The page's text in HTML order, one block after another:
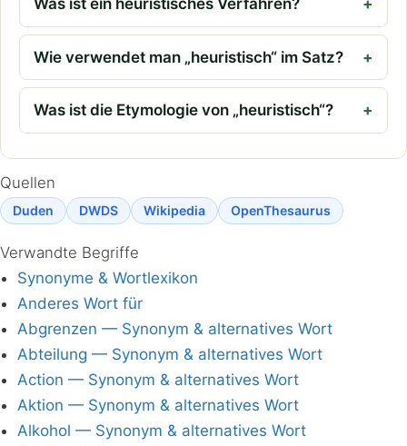
Wie verwendet man „heuristisch“ im Satz?
Was ist die Etymologie von „heuristisch“?
Quellen
Duden DWDS Wikipedia OpenThesaurus
Verwandte Begriffe
Synonyme & Wortlexikon
Anderes Wort für
Abgrenzen — Synonym & alternatives Wort
Abteilung — Synonym & alternatives Wort
Action — Synonym & alternatives Wort
Aktion — Synonym & alternatives Wort
Alkohol — Synonym & alternatives Wort